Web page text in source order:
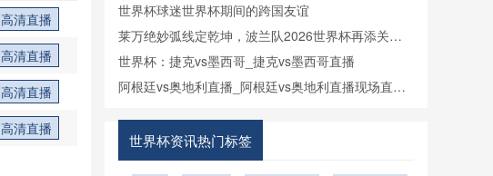
高清直播
高清直播
高清直播
高清直播
世界杯球迷世界杯期间的跨国友谊
莱万绝妙弧线定乾坤，波兰队2026世界杯再添关键
进球
世界杯：捷克vs墨西哥_捷克vs墨西哥直播
阿根廷vs奥地利直播_阿根廷vs奥地利直播现场直播
高清视频直播-24直播网
世界杯资讯热门标签